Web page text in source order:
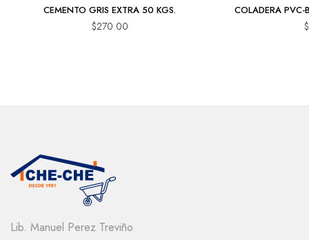
CEMENTO GRIS EXTRA 50 KGS.
$270.00
COLADERA
$
Lib. Manuel Perez Treviño